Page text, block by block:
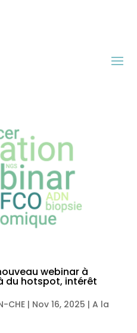
webinar à
du hotspot, intérêt
CHE| Nov 16, 2025 | A la